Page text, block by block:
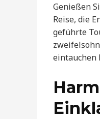
Genießen
Reise, die
geführte
eintauchen